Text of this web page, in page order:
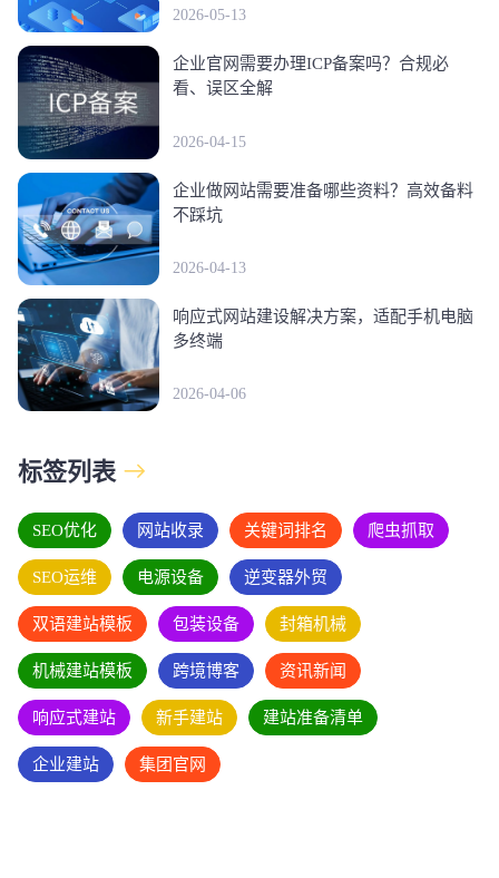
2026-05-13
企业官网需要办理ICP备案吗？合规必
看、误区全解
2026-04-15
企业做网站需要准备哪些资料？高效备料
不踩坑
2026-04-13
响应式网站建设解决方案，适配手机电脑
多终端
2026-04-06
标签列表
SEO优化 网站收录 关键词排名 爬虫抓取
SEO运维 电源设备 逆变器外贸
双语建站模板 包装设备 封箱机械
机械建站模板 跨境博客 资讯新闻
响应式建站 新手建站 建站准备清单
企业建站 集团官网